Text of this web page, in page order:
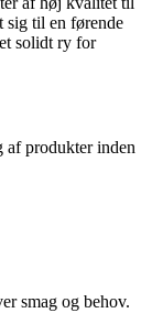
sig til en førende
solidt ry for
produkter inden
smag og behov.